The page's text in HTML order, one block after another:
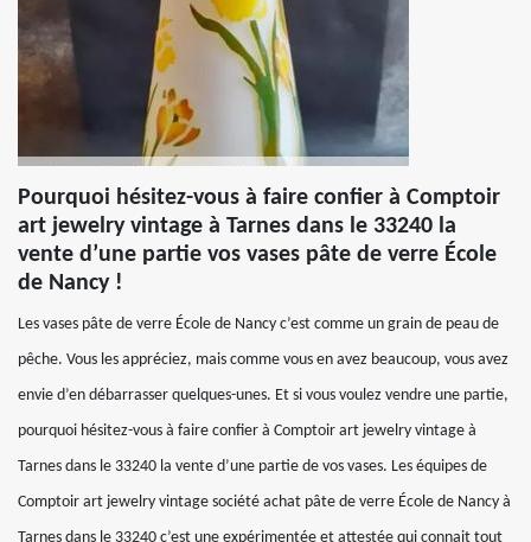
Pourquoi hésitez-vous à faire confier à Comptoir
art jewelry vintage à Tarnes dans le 33240 la
vente d’une partie vos vases pâte de verre École
de Nancy !
Les vases pâte de verre École de Nancy c’est comme un grain de peau de
pêche. Vous les appréciez, mais comme vous en avez beaucoup, vous avez
envie d’en débarrasser quelques-unes. Et si vous voulez vendre une partie,
pourquoi hésitez-vous à faire confier à Comptoir art jewelry vintage à
Tarnes dans le 33240 la vente d’une partie de vos vases. Les équipes de
Comptoir art jewelry vintage société achat pâte de verre École de Nancy à
Tarnes dans le 33240 c’est une expérimentée et attestée qui connait tout